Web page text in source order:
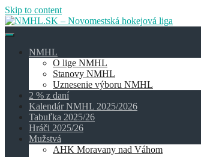
Skip to content
NMHL
O lige NMHL
Stanovy NMHL
Uznesenie výboru NMHL
2 % z daní
Kalendár NMHL 2025/2026
Tabuľka 2025/26
Hráči 2025/26
Mužstvá
AHK Moravany nad Váhom